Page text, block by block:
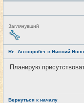
Н
е
в
т
и
Заглянувший
Re: Автопробег в Нижний
Планирую
Вернуться к началу